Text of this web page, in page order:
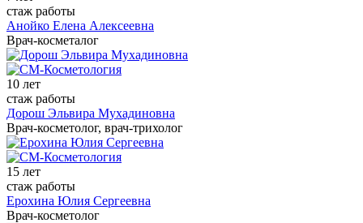
стаж работы
Анойко Елена Алексеевна
Врач-косметалог
10 лет
стаж работы
Дорош Эльвира Мухадиновна
Врач-косметолог, врач-трихолог
15 лет
стаж работы
Ерохина Юлия Сергеевна
Врач-косметолог